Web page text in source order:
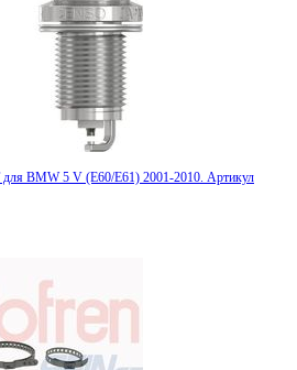
BMW 5 V (E60/E61) 2001-2010. Артикул